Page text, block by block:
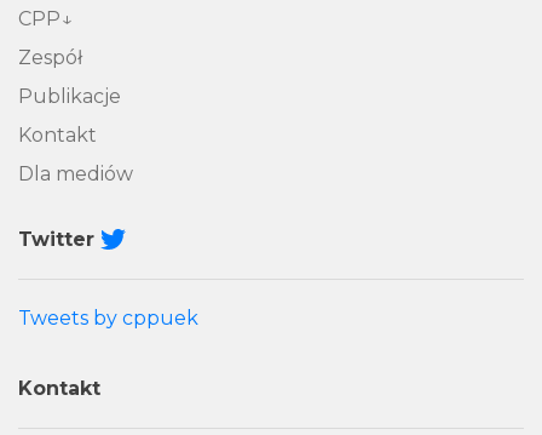
CPP
Zespół
Publikacje
Kontakt
Dla mediów
Twitter
Tweets by cppuek
Kontakt